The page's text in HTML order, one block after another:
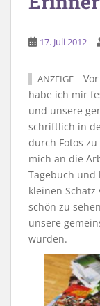
17. Juli 2012
ANZEIGE
habe ich mir
und unsere
schriftlich in
durch Fotos
mich an die
Tagebuch und
kleinen
schön zu
unsere
wurden.